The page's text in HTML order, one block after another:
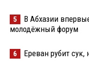
5
В Абхазии
молодёжный форум
6 Ереван рубит